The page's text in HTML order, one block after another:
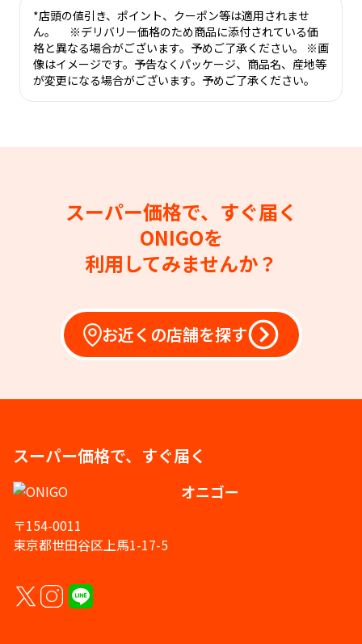
*店頭の値引き、ポイント、クーポン等は適用されませ
ん。 ※デリバリー価格のため商品に添付されている価
格と異なる場合がございます。予めご了承ください。 ※画
像はイメージです。予告なくパッケージ、商品名、産地等
が変更になる場合がございます。予めご了承ください。
スーパー価格で、すぐ届く
ONIGOを
利用してみませんか？
お近くの店舗を探す
スーパー価格で、すぐ届く
オニゴー
〒154-0011
東京都世田谷区上馬1-17-5